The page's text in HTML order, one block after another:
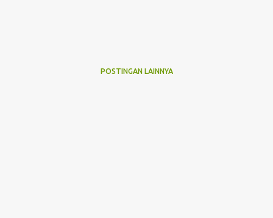
POSTINGAN LAINNYA